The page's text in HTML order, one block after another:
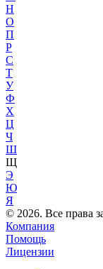
Н
О
П
Р
С
Т
У
Ф
Х
Ц
Ч
Ш
Щ
Э
Ю
Я
© 2026. Все права
Компания
Помощь
Лицензии